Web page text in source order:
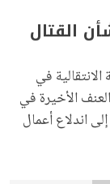
القتال
في
الأخيرة في
اندلاع أعمال